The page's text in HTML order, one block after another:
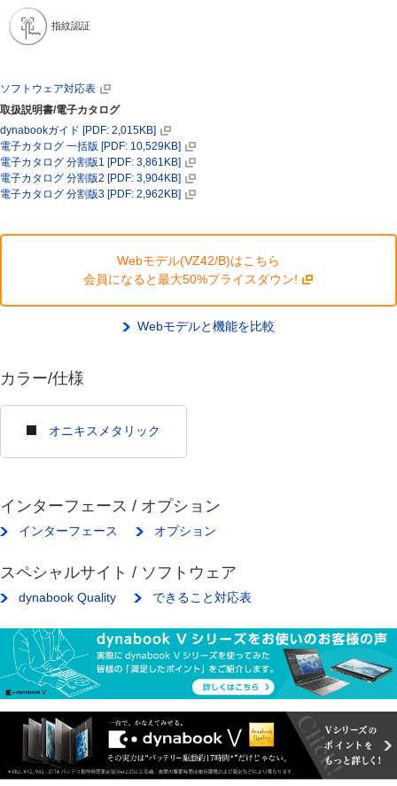
指紋認証
ソフトウェア対応表
取扱説明書/電子カタログ
dynabookガイド [PDF: 2,015KB]
電子カタログ 一括版 [PDF: 10,529KB]
電子カタログ 分割版1 [PDF: 3,861KB]
電子カタログ 分割版2 [PDF: 3,904KB]
電子カタログ 分割版3 [PDF: 2,962KB]
Webモデル(VZ42/B)はこちら
会員になると最大50%プライスダウン!
Webモデルと機能を比較
カラー/仕様
オニキスメタリック
インターフェース / オプション
インターフェース オプション
スペシャルサイト / ソフトウェア
dynabook Quality できること対応表